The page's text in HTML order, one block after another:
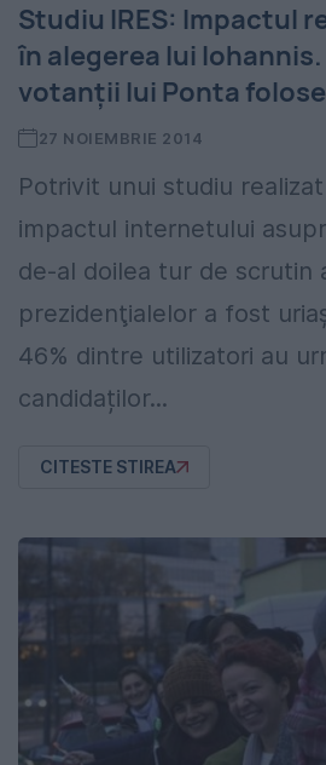
Studiu IRES: Impactul
în alegerea lui
votanţii lui Ponta
27 NOIEMBRIE 2014
Potrivit unui studiu realizat
impactul internetului
de-al doilea tur de scrutin
prezidenţialelor a fost
46% dintre utilizatori au
candidaților...
CITESTE STIREA